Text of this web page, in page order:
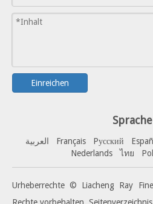
Einreichen
العربية Français Pусский
Nederlands
ไทย
Urheberrechte © Liacheng Ray